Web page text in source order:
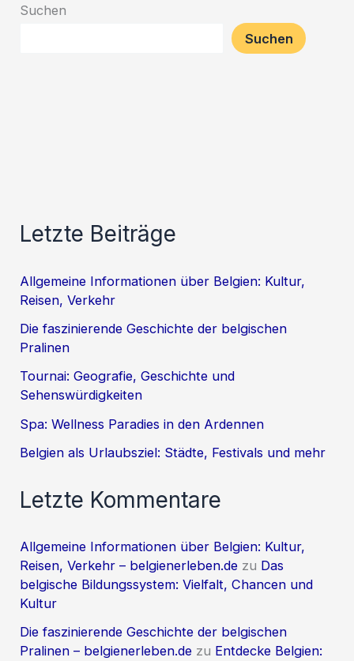
Suchen
Suchen
Letzte Beiträge
Allgemeine Informationen über Belgien: Kultur,
Reisen, Verkehr
Die faszinierende Geschichte der belgischen
Pralinen
Tournai: Geografie, Geschichte und
Sehenswürdigkeiten
Spa: Wellness Paradies in den Ardennen
Belgien als Urlaubsziel: Städte, Festivals und mehr
Letzte Kommentare
Allgemeine Informationen über Belgien: Kultur,
Reisen, Verkehr – belgienerleben.de zu Das
belgische Bildungssystem: Vielfalt, Chancen und
Kultur
Die faszinierende Geschichte der belgischen
Pralinen – belgienerleben.de zu Entdecke Belgien: